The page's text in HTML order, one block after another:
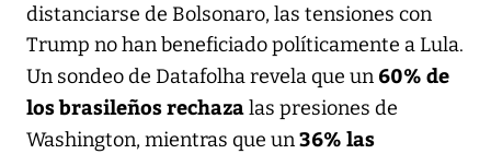
distanciarse de Bolsonaro, las tensiones con
Trump no han beneficiado políticamente a Lula.
Un sondeo de Datafolha revela que un 60% de
los brasileños rechazalas presiones de
Washington, mientras que un36% las